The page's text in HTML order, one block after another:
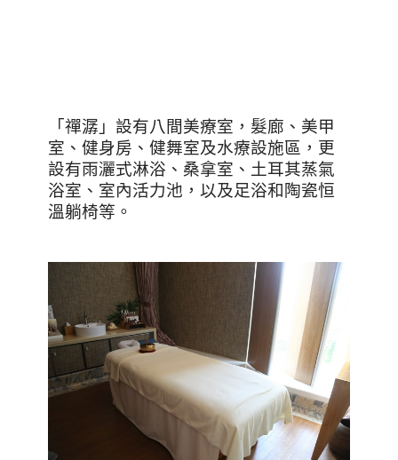
「禪潺」設有八間美療室，髮廊、美甲
室、健身房、健舞室及水療設施區，更
設有雨灑式淋浴、桑拿室、土耳其蒸氣
浴室、室內活力池，以及足浴和陶瓷恒
溫躺椅等。